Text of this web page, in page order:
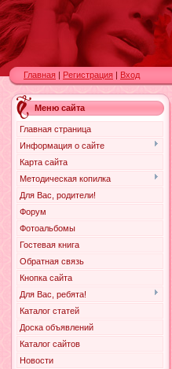
Главная | Регистрация | Вход
Меню сайта
Главная страница
Информация о сайте
Карта сайта
Методическая копилка
Для Вас, родители!
Форум
Фотоальбомы
Гостевая книга
Обратная связь
Кнопка сайта
Для Вас, ребята!
Каталог статей
Доска объявлений
Каталог сайтов
Новости